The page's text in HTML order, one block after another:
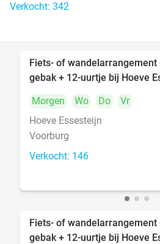
Verkocht: 342
Fiets- of wandelarrangement
gebak + 12-uurtje bij Hoeve
Morgen
Wo Do
Vr
Hoeve Essesteijn
Voorburg
Verkocht: 146
Fiets- of wandelarrangement
gebak + 12-uurtje bij Hoeve